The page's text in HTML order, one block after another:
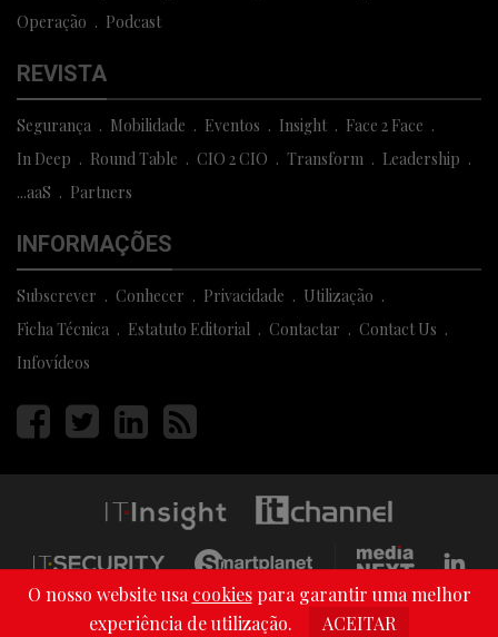
Operação
Podcast
REVISTA
Segurança Mobilidade Eventos Insight
Face 2 Face
In Deep
Round Table CIO 2 CIO Transform
Leadership
...aaS
Partners
INFORMAÇÕES
Subscrever Conhecer Privacidade
Utilização
Ficha Técnica
Estatuto Editorial Contactar
Contact Us
Infovídeos
Página
facebook
Página
twitter
Página
linkedin
Página
rss
Copyright © 2013 - 2026 Media Next . All Rights Reserved
O nosso website usa cookiespara garantir uma melhor
experiência de utilização.
ACEITAR